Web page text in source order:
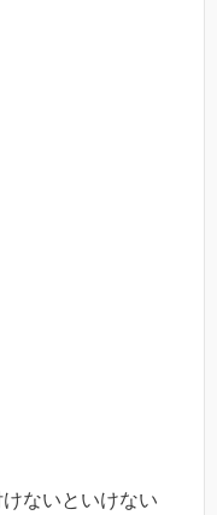
ないといけない